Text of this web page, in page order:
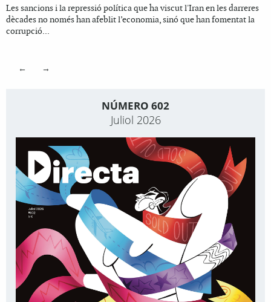
Les sancions i la repressió política que ha viscut l'Iran en les darreres
dècades no només han afeblit l’economia, sinó que han fomentat la
corrupció...
← →
NÚMERO 602
Juliol 2026